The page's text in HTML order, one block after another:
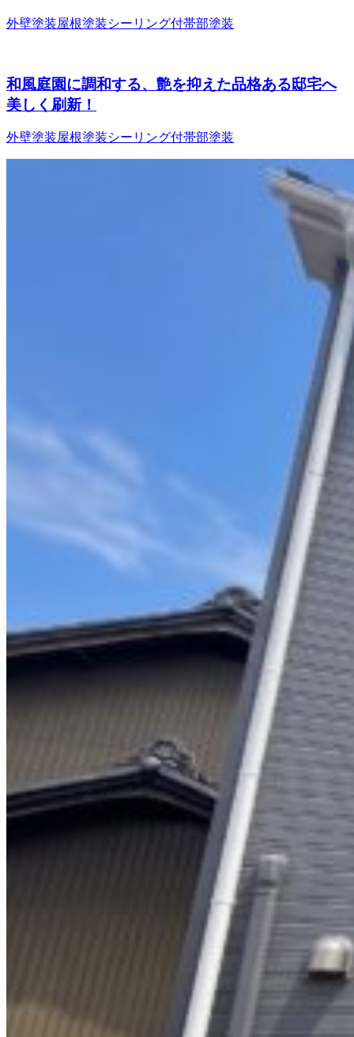
外壁塗装屋根塗装シーリング付帯部塗装
和風庭園に調和する、艶を抑えた品格ある邸宅へ
美しく刷新！
外壁塗装屋根塗装シーリング付帯部塗装